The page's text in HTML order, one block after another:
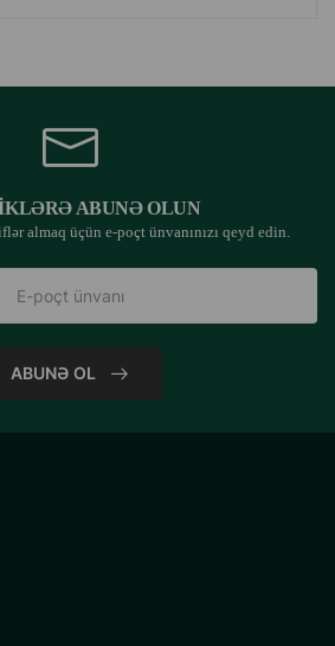
ABUNƏ OLUN
almaq üçün e-poçt ünvanınızı qeyd edin.
ABUNƏ OL